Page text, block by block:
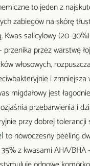
to jeden z
zabiegów na skórę
Kwas salicylowy
przenika przez warstwę
włosowych,
i zmniejsza
migdałowy jest
przebarwienia i
przy dobrej tolerancji
to nowoczesny peeling
z kwasami AHA/BHA